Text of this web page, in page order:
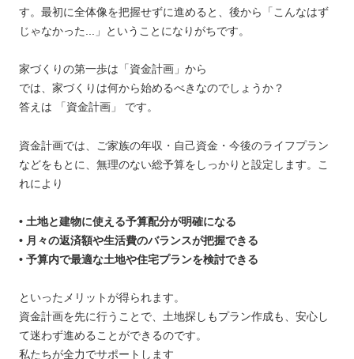
す。最初に全体像を把握せずに進めると、後から「こんなはず
じゃなかった...」ということになりがちです。
家づくりの第一歩は「資金計画」から
では、家づくりは何から始めるべきなのでしょうか？
答えは 「資金計画」 です。
資金計画では、ご家族の年収・自己資金・今後のライフプラン
などをもとに、無理のない総予算をしっかりと設定します。こ
れにより
• 土地と建物に使える予算配分が明確になる
• 月々の返済額や生活費のバランスが把握できる
• 予算内で最適な土地や住宅プランを検討できる
といったメリットが得られます。
資金計画を先に行うことで、土地探しもプラン作成も、安心し
て迷わず進めることができるのです。
私たちが全力でサポートします